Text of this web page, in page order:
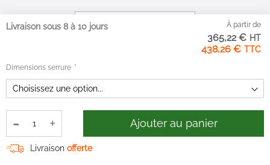
À partir de
438,26 €
365,22 €
Livraison sous 8 à 10 jours
Dimensions serrure
- + Ajouter au panier
Livraison offerte